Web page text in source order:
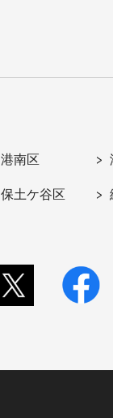
港南区
保土ケ谷区